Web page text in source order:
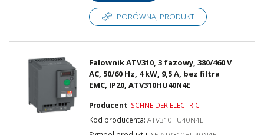
PORÓWNAJ PRODUKT
Falownik ATV310, 3 fazowy, 380/460 V
AC, 50/60 Hz, 4 kW, 9,5 A, bez filtra
EMC, IP20, ATV310HU40N4E
Producent: SCHNEIDER ELECTRIC
Kod producenta:ATV310HU40N4E